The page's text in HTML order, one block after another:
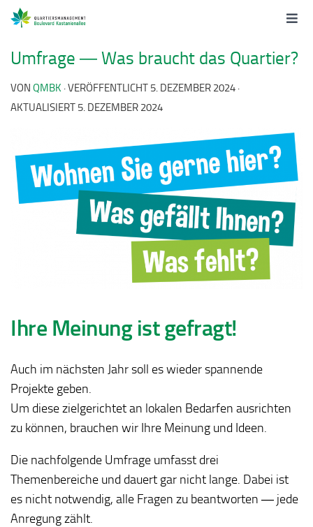
Umfrage ― Was braucht das Quartier?
VON QMBK · VERÖFFENTLICHT 5. DEZEMBER 2024 ·
AKTUALISIERT 5. DEZEMBER 2024
Ihre Meinung ist gefragt!
Auch im nächsten Jahr soll es wieder spannende
Projekte geben.
Um diese zielgerichtet an lokalen Bedarfen ausrichten
zu können, brauchen wir Ihre Meinung und Ideen.
Die nachfolgende Umfrage umfasst drei
Themenbereiche und dauert gar nicht lange. Dabei ist
es nicht notwendig, alle Fragen zu beantworten ― jede
Anregung zählt.